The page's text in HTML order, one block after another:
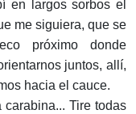
en largos sorbos el
me siguiera, que se
próximo donde
juntos, allí,
hacia el cauce.
Tire todas